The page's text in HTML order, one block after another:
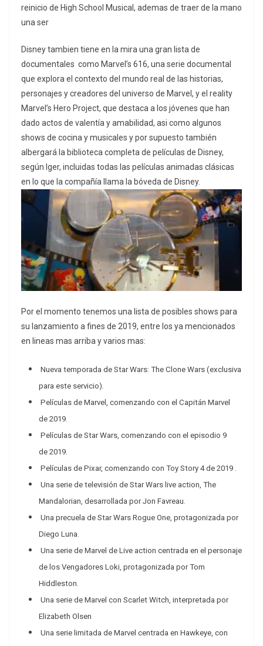
reinicio de High School Musical, ademas de traer de la mano
una ser
Disney tambien tiene en la mira una gran lista de
documentales como Marvel’s 616, una serie documental
que explora el contexto del mundo real de las historias,
personajes y creadores del universo de Marvel, y el reality
Marvel’s Hero Project, que destaca a los jóvenes que han
dado actos de valentía y amabilidad, asi como algunos
shows de cocina y musicales y por supuesto también
albergará la biblioteca completa de películas de Disney,
según Iger, incluidas todas las películas animadas clásicas
en lo que la compañía llama la bóveda de Disney.
Por el momento tenemos una lista de posibles shows para
su lanzamiento a fines de 2019, entre los ya mencionados
en lineas mas arriba y varios mas:
Nueva temporada de Star Wars: The Clone Wars (exclusiva
para este servicio).
Películas de Marvel, comenzando con el Capitán Marvel
de 2019.
Películas de Star Wars, comenzando con el episodio 9
de 2019.
Películas de Pixar, comenzando con Toy Story 4 de 2019
Una serie de televisión de Star Wars live action, The
Mandalorian, desarrollada por Jon Favreau.
Una precuela de Star Wars Rogue One, protagonizada por
Diego Luna.
Una serie de Marvel de Live action centrada en el personaje
de los Vengadores Loki, protagonizada por Tom
Hiddleston.
Una serie de Marvel con Scarlet Witch, interpretada por
Elizabeth Olsen
Una serie limitada de Marvel centrada en Hawkeye, con